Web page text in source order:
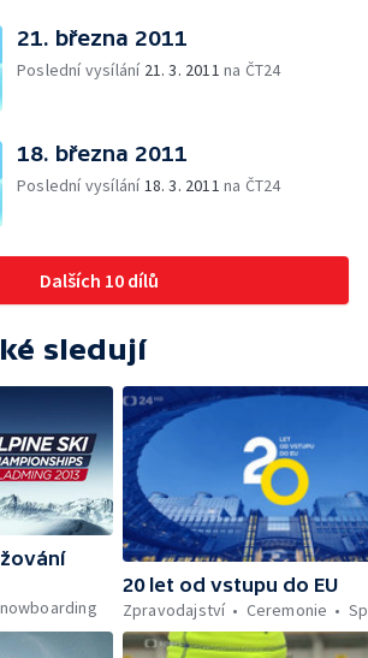
21. března 2011
Poslední vysílání 21. 3. 2011 na ČT24
18. března 2011
Poslední vysílání18. 3. 2011 na ČT24
Dalších 10 dílů
sledují
20 let od vstupu do EU
Zpravodajství
Ceremonie